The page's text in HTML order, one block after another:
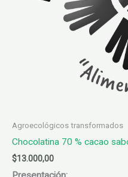
Agroecológicos transformados
Chocolatina 70 % cacao
$13.000,00